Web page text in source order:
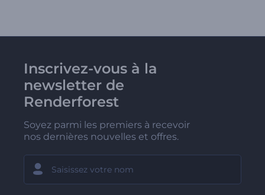
Inscrivez-vous à la
newsletter de
Renderforest
Soyez parmi les premiers à recevoir
nos dernières nouvelles et offres.